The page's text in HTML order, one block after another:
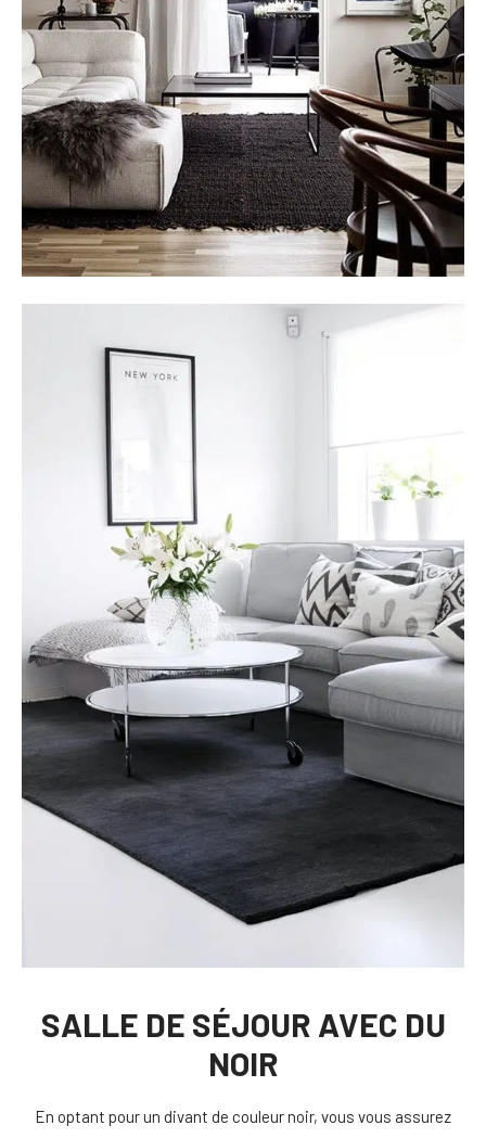
SALLE DE SÉJOUR AVEC DU
NOIR
En optant pour un divant de couleur noir, vous vous assurez